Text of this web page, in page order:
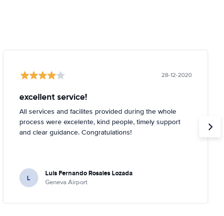
28-12-2020
excellent service!
All services and facilites provided during the whole
process were excelente, kind people, timely support
and clear guidance. Congratulations!
L Luis Fernando Rosales Lozada
Geneva Airport